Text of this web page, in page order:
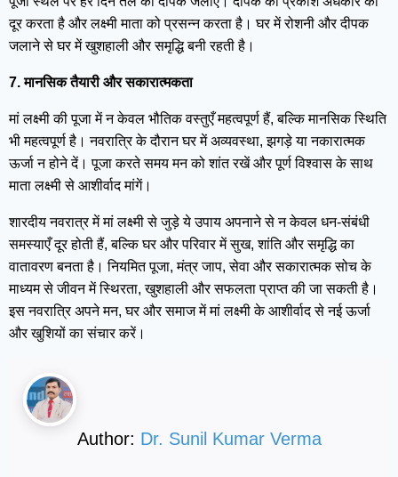
दूर करता है और लक्ष्मी माता को प्रसन्न करता है। घर में रोशनी और दीपक
जलाने से घर में खुशहाली और समृद्धि बनी रहती है।
7. मानसिक तैयारी और सकारात्मकता
मां लक्ष्मी की पूजा में न केवल भौतिक वस्तुएँ महत्वपूर्ण हैं, बल्कि मानसिक स्थिति
भी महत्वपूर्ण है। नवरात्रि के दौरान घर में अव्यवस्था, झगड़े या नकारात्मक
ऊर्जा न होने दें। पूजा करते समय मन को शांत रखें और पूर्ण विश्वास के साथ
माता लक्ष्मी से आशीर्वाद मांगें।
शारदीय नवरात्र में मां लक्ष्मी से जुड़े ये उपाय अपनाने से न केवल धन-संबंधी
समस्याएँ दूर होती हैं, बल्कि घर और परिवार में सुख, शांति और समृद्धि का
वातावरण बनता है। नियमित पूजा, मंत्र जाप, सेवा और सकारात्मक सोच के
माध्यम से जीवन में स्थिरता, खुशहाली और सफलता प्राप्त की जा सकती है।
इस नवरात्रि अपने मन, घर और समाज में मां लक्ष्मी के आशीर्वाद से नई ऊर्जा
और खुशियों का संचार करें।
Author: Dr. Sunil Kumar Verma